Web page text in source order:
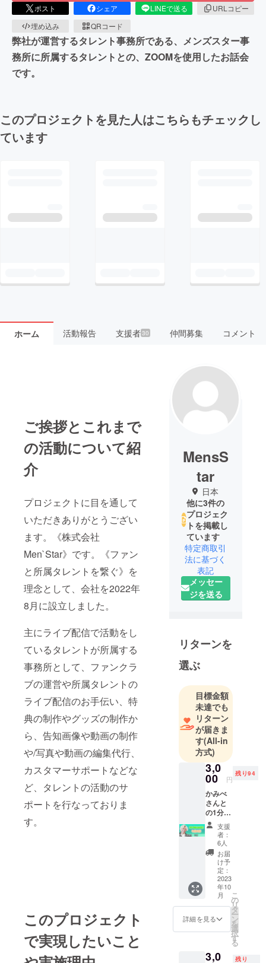
ポスト シェア LINEで送る
URLコピー
埋め込み
QRコード
弊社が運営するタレント事務所である、メンズスター事
務所に所属するタレントとの、ZOOMを使用したお話会
です。
このプロジェクトを見た人はこちらもチェックし
ています
ホーム 活動報告 支援者30 仲間募集 コメント
ご挨拶とこれまで
の活動について紹
介
プロジェクトに目を通して
いただきありがとうござい
ます。《株式会社
Men`Star》です。《ファン
と所属タレントを繋ぐ》を
理念として、会社を2022年
8月に設立しました。
主にライブ配信で活動をし
ているタレントが所属する
事務所として、ファンクラ
ブの運営や所属タレントの
ライブ配信のお手伝い、特
典の制作やグッズの制作か
ら、告知画像や動画の制作
や/写真や動画の編集代行、
カスタマーサポートなどな
ど、タレントの活動のサ
ポートを行なっておりま
す。
このプロジェクト
で実現したいこと
MensS
tar
日本
他に3件の
プロジェク
トを掲載し
ています
特定商取引
法に基づく
表記
メッセー
ジを送る
リターンを
選ぶ
目標金額
未達でも
リターン
が届きま
す(All-in
方式)
3,0
00 円
残り94
かみべ
さんと
の1分間
の対談
【10月
午前の
部】 ※
重複し
て支援
が可能
となっ
ており
ます。
(例)
3000円
×10個支
分間対
支援
者：
6人
お届
け予
定：
2023
年10
月
詳細を見る
こ
の
リ
タ
ー
ン
を
選
択
す
る
3,0 残り